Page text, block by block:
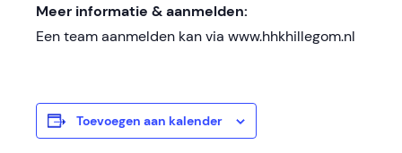
Meer informatie & aanmelden:
Een team aanmelden kan via www.hhkhillegom.nl
Toevoegen aan kalender